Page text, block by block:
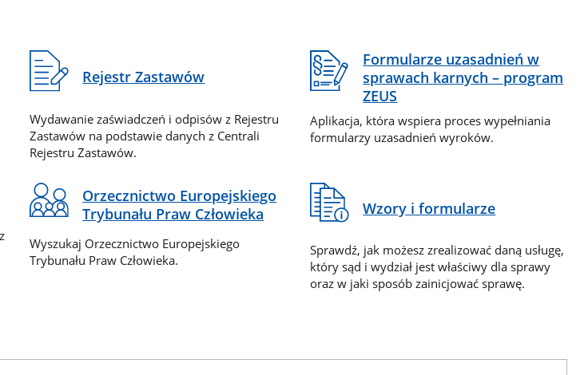
Rejestr Zastawów
Wydawanie zaświadczeń i odpisów z Rejestru
Zastawów na podstawie danych z Centrali
Rejestru Zastawów.
Formularze uzasadnień w
sprawach karnych – program
ZEUS
Aplikacja, która wspiera proces wypełniania
formularzy uzasadnień wyroków.
Orzecznictwo Europejskiego
Trybunału Praw Człowieka
Wyszukaj Orzecznictwo Europejskiego
Trybunału Praw Człowieka.
Wzory i formularze
Sprawdź, jak możesz zrealizować daną usługę,
który sąd i wydział jest właściwy dla sprawy
oraz w jaki sposób zainicjować sprawę.